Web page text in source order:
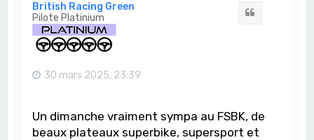
British Racing Green
Pilote Platinium
30 mars 2025, 23:39
Un dimanche vraiment sympa au FSBK, de
beaux plateaux superbike, supersport et